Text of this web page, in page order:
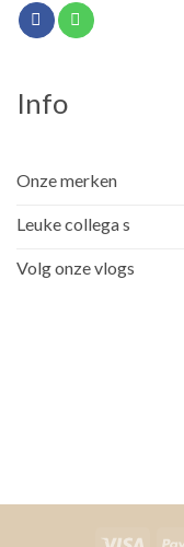
Info
Onze merken
Leuke collega s
Volg onze vlogs
Visa